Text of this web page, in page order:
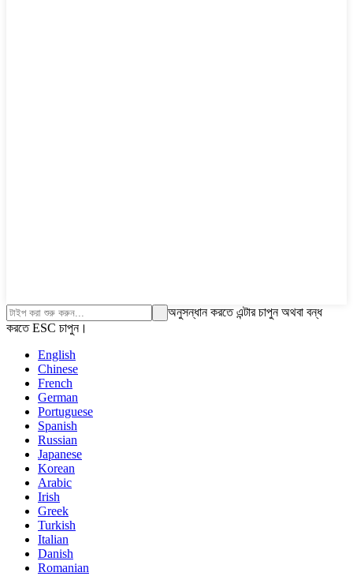
অনুসন্ধান করতে এন্টার চাপুন অথবা বন্ধ
করতে ESC চাপুন।
English
Chinese
French
German
Portuguese
Spanish
Russian
Japanese
Korean
Arabic
Irish
Greek
Turkish
Italian
Danish
Romanian